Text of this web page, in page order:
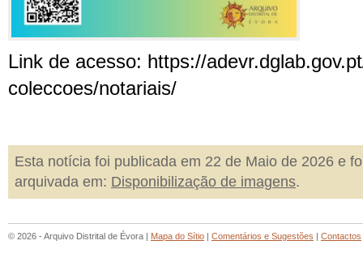
Link de acesso: https://
coleccoes/notariais/
Esta notícia foi publicada em 22 de Maio de 2026 e
arquivada em: Disponibilização de imagens.
© 2026 - Arquivo Distrital de Évora | Mapa do Sítio | Comentários e Sugestões | Contactos